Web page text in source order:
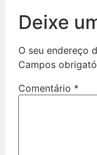
Deixe
O seu endereço
Campos
Comentário *